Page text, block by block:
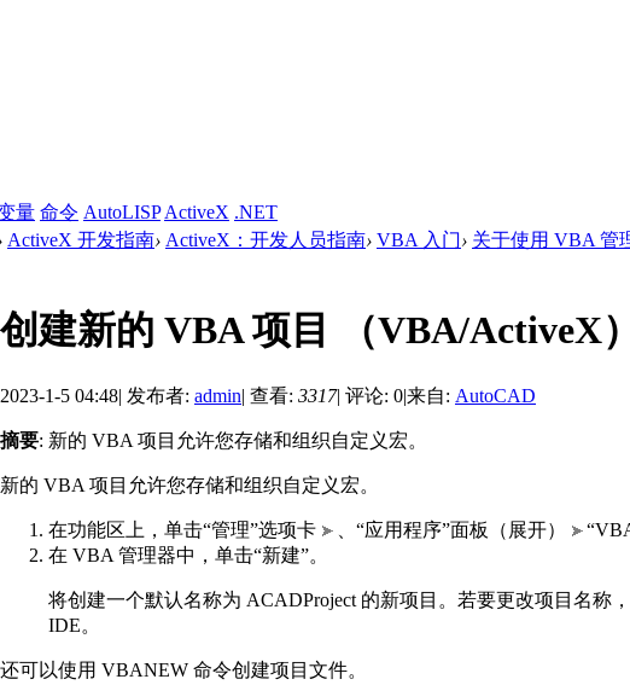
量 命令 AutoLISP ActiveX .NET
ActiveX 开发指南› ActiveX：开发人员指南› VBA 入门› 关于使用 VBA 管
创建新的 VBA 项目 （VBA/ActiveX）
2023-1-5 04:48| 发布者: admin| 查看: 3317| 评论: 0|来自: AutoCAD
摘要: 新的 VBA 项目允许您存储和组织自定义宏。
新的 VBA 项目允许您存储和组织自定义宏。
在功能区上，单击“管理”选项卡 、“应用程序”面板（展开）
在 VBA 管理器中，单击“新建”。
将创建一个默认名称为 ACADProject 的新项目。若要更改项目名称
IDE。
还可以使用 VBANEW 命令创建项目文件。